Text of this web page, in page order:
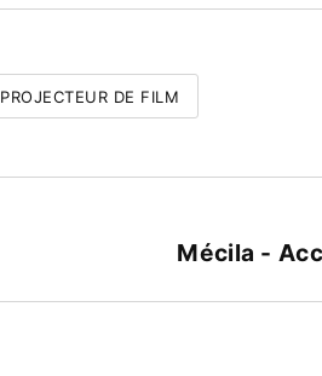
PROJECTEUR DE FILM
Mécila -